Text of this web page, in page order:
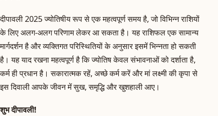
दीपावली 2025 ज्योतिषीय रूप से एक महत्वपूर्ण समय है, जो विभिन्न राशियों
के लिए अलग-अलग परिणाम लेकर आ सकता है। यह राशिफल एक सामान्य
मार्गदर्शन है और व्यक्तिगत परिस्थितियों के अनुसार इसमें भिन्नता हो सकती
है। यह याद रखना महत्वपूर्ण है कि ज्योतिष केवल संभावनाओं को दर्शाता है,
कर्म ही प्रधान है। सकारात्मक रहें, अच्छे कर्म करें और मां लक्ष्मी की कृपा से
इस दिवाली आपके जीवन में सुख, समृद्धि और खुशहाली आए।
शुभ दीपावली!